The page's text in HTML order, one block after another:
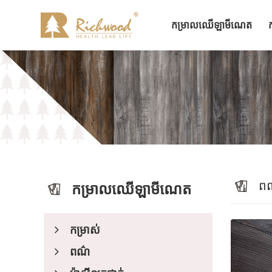
កម្រាលឈើឡាមីណេត
កម្រាលឈើឡាមីណេត
កម្រាស់
ពណ៌
ព